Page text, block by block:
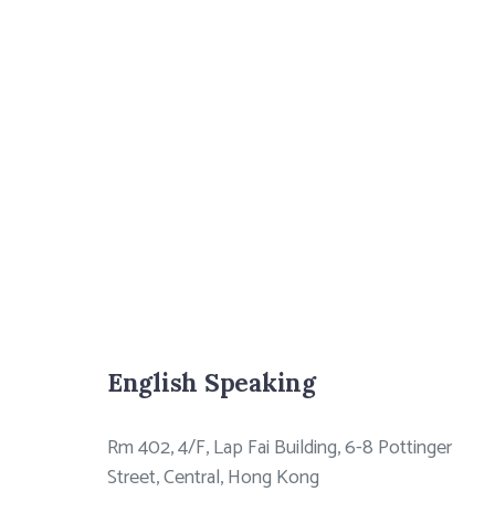
English Speaking
Rm 402, 4/F, Lap Fai Building, 6-8 Pottinger
Street, Central, Hong Kong